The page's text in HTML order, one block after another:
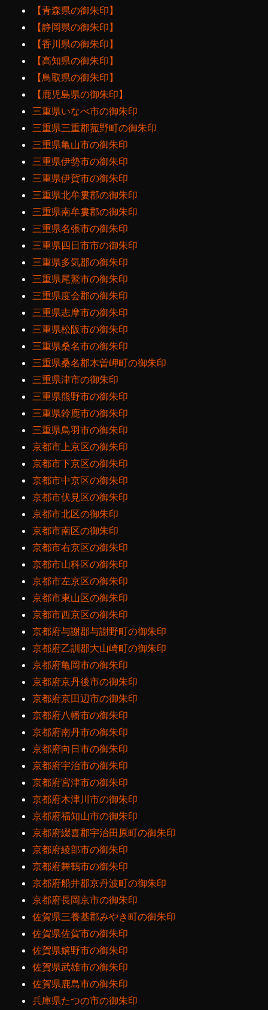
【青森県の御朱印】
【静岡県の御朱印】
【香川県の御朱印】
【高知県の御朱印】
【鳥取県の御朱印】
【鹿児島県の御朱印】
三重県いなべ市の御朱印
三重県三重郡菰野町の御朱印
三重県亀山市の御朱印
三重県伊勢市の御朱印
三重県伊賀市の御朱印
三重県北牟婁郡の御朱印
三重県南牟婁郡の御朱印
三重県名張市の御朱印
三重県四日市市の御朱印
三重県多気郡の御朱印
三重県尾鷲市の御朱印
三重県度会郡の御朱印
三重県志摩市の御朱印
三重県松阪市の御朱印
三重県桑名市の御朱印
三重県桑名郡木曽岬町の御朱印
三重県津市の御朱印
三重県熊野市の御朱印
三重県鈴鹿市の御朱印
三重県鳥羽市の御朱印
京都市上京区の御朱印
京都市下京区の御朱印
京都市中京区の御朱印
京都市伏見区の御朱印
京都市北区の御朱印
京都市南区の御朱印
京都市右京区の御朱印
京都市山科区の御朱印
京都市左京区の御朱印
京都市東山区の御朱印
京都市西京区の御朱印
京都府与謝郡与謝野町の御朱印
京都府乙訓郡大山崎町の御朱印
京都府亀岡市の御朱印
京都府京丹後市の御朱印
京都府京田辺市の御朱印
京都府八幡市の御朱印
京都府南丹市の御朱印
京都府向日市の御朱印
京都府宇治市の御朱印
京都府宮津市の御朱印
京都府木津川市の御朱印
京都府福知山市の御朱印
京都府綴喜郡宇治田原町の御朱印
京都府綾部市の御朱印
京都府舞鶴市の御朱印
京都府船井郡京丹波町の御朱印
京都府長岡京市の御朱印
佐賀県三養基郡みやき町の御朱印
佐賀県佐賀市の御朱印
佐賀県嬉野市の御朱印
佐賀県武雄市の御朱印
佐賀県鹿島市の御朱印
兵庫県たつの市の御朱印